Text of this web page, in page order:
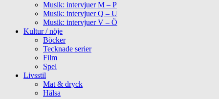
Musik: intervjuer M – P
Musik: intervjuer Q – U
Musik: intervjuer V – Ö
Kultur / nöje
Böcker
Tecknade serier
Film
Spel
Livsstil
Mat & dryck
Hälsa